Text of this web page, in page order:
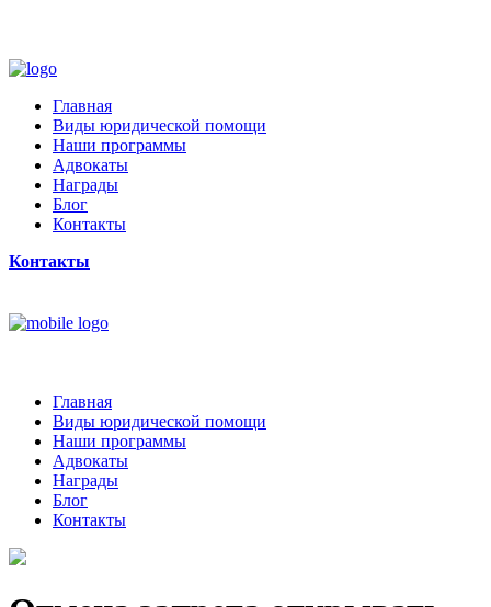
Главная
Виды юридической помощи
Наши программы
Адвокаты
Награды
Блог
Контакты
Контакты
Главная
Виды юридической помощи
Наши программы
Адвокаты
Награды
Блог
Контакты